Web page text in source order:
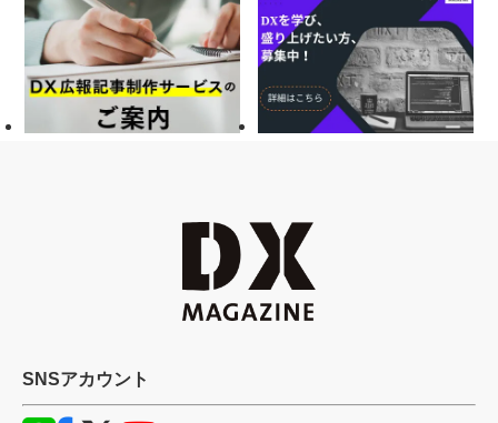
SNSアカウント